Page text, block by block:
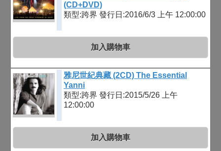
(CD+DVD)
類型:跨界 發行日:2016/6/3 上午 12:00:00
加入購物車
雅尼世紀典藏 (2CD) The Essential
Yanni
類型:跨界 發行日:2015/5/26 上午
12:00:00
加入購物車